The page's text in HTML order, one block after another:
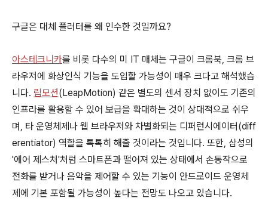
구글은 대체 플러터를 왜 인수한 것일까요?
아스테크니카를 비롯 다수의 미 IT 매체는 구글이 크롬북, 크롬 브
라우저에 화상인식 기능을 도입할 가능성이 매우 크다고 해석했습
니다. 립모션(LeapMotion) 같은 별도의 센서 장치 없이도 기존의
인프라를 활용할 수 있어 보급을 확대하는 것이 상대적으로 쉬우
며, 타 운영체제나 웹 브라우저와 차별화되는 디퍼런시에이터(diff
erentiator) 역할을 톡톡히 해줄 것이라는 것입니다. 또한, 삼성의
'에어 제스처'처럼 스마트폰과 떨어져 있는 상태에서 손동작으로
전화를 받거나 음악을 제어할 수 있는 기능이 안드로이드 운영체
제에 기본 포함될 가능성이 높다는 전망도 나오고 있습니다.